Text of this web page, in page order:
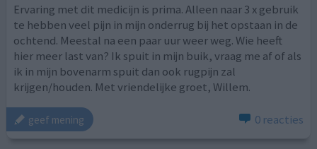
Ervaring met dit medicijn is prima. Alleen naar 3 x gebruik
te hebben veel pijn in mijn onderrug bij het opstaan in de
ochtend. Meestal na een paar uur weer weg. Wie heeft
hier meer last van? Ik spuit in mijn buik, vraag me af of als
ik in mijn bovenarm spuit dan ook rugpijn zal
krijgen/houden. Met vriendelijke groet, Willem.
geef mening 0 reacties